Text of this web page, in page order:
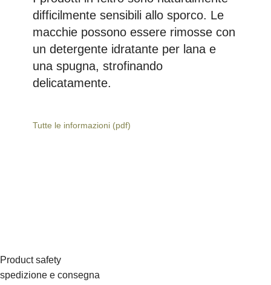
difficilmente sensibili allo sporco. Le
macchie possono essere rimosse con
un detergente idratante per lana e
una spugna, strofinando
delicatamente.
Tutte le informazioni (pdf)
Product safety
spedizione e consegna